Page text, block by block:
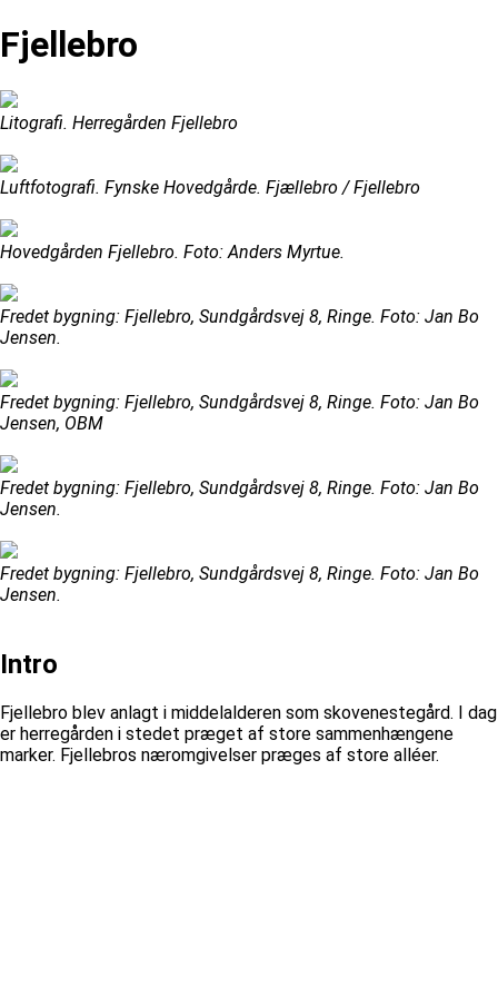
Fjellebro
Litografi. Herregården Fjellebro
Luftfotografi. Fynske Hovedgårde. Fjællebro / Fjellebro
Hovedgården Fjellebro. Foto: Anders Myrtue.
Fredet bygning: Fjellebro, Sundgårdsvej 8, Ringe. Foto: Jan Bo
Jensen.
Fredet bygning: Fjellebro, Sundgårdsvej 8, Ringe. Foto: Jan Bo
Jensen, OBM
Fredet bygning: Fjellebro, Sundgårdsvej 8, Ringe. Foto: Jan Bo
Jensen.
Fredet bygning: Fjellebro, Sundgårdsvej 8, Ringe. Foto: Jan Bo
Jensen.
Intro
Fjellebro blev anlagt i middelalderen som skovenestegård. I dag
er herregården i stedet præget af store sammenhængene
marker. Fjellebros næromgivelser præges af store alléer.